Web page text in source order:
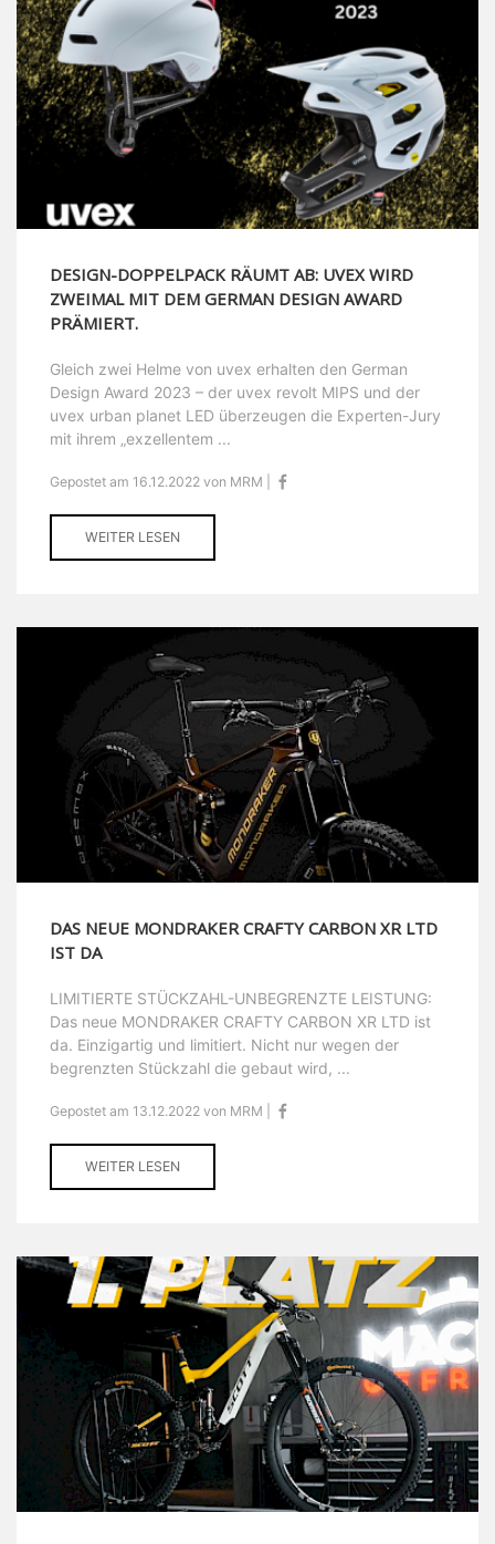
DESIGN-DOPPELPACK RÄUMT AB: UVEX WIRD
ZWEIMAL MIT DEM GERMAN DESIGN AWARD
PRÄMIERT.
Gleich zwei Helme von uvex erhalten den German
Design Award 2023 – der uvex revolt MIPS und der
uvex urban planet LED überzeugen die Experten-Jury
mit ihrem „exzellentem ...
Gepostet am 16.12.2022 von MRM |
WEITER LESEN
DAS NEUE MONDRAKER CRAFTY CARBON XR LTD
IST DA
LIMITIERTE STÜCKZAHL-UNBEGRENZTE LEISTUNG:
Das neue MONDRAKER CRAFTY CARBON XR LTD ist
da. Einzigartig und limitiert. Nicht nur wegen der
begrenzten Stückzahl die gebaut wird, ...
Gepostet am 13.12.2022 von MRM |
WEITER LESEN